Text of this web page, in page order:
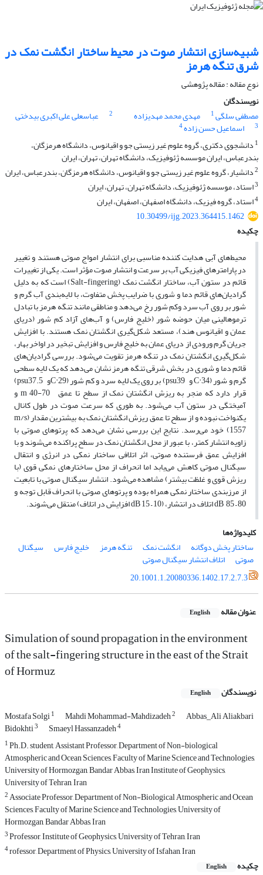
شبیه‌سازی انتشار صوت در محیط ساختار انگشت نمک در
شرق تنگه هرمز
نوع مقاله : مقاله پژوهشی‌
نویسندگان
مصطفی سلگی1 مهدی محمد مهدیزاده 2 عباسعلی علی اکبری بیدختی
3 اسماعیل حسن زاده4
1 دانشجوی دکتری، گروه علوم غیر زیستی جو و اقیانوس، دانشگاه هرمزگان،
بندرعباس، ایران موسسه ژئوفیزیک، دانشگاه تهران، تهران، ایران
2دانشیار، گروه علوم غیر زیستی جو و اقیانوس، دانشگاه هرمزگان، بندرعباس، ایران
3استاد، موسسه ژئوفیزیک، دانشگاه تهران، تهران، ایران
4استاد، گروه فیزیک، دانشگاه اصفهان، اصفهان، ایران
10.30499/ijg.2023.364415.1462
چکیده
محیط‌های آبی هدایت کننده مناسبی برای انتشار امواج صوتی هستند و تغییر
در پارامترهای فیزیکی آب بر سرعت و انتشار صوت مؤثر است. یکی از تغییرات
قائم در ستون آب، ساختار انگشت نمک (Salt-fingering) است که به دلیل
گرادیان‌های قائم دما و شوری با ضرایب پخش متفاوت، با لایه‌بندی آب گرم و
شور بر روی آب سرد وکم شور رخ می‌دهد و مناطقی مانند تنگه هرمز با تبادل
ترموهالینی میان حوضه شور (خلیج فارس) و آب‌های آزاد کم شور (دریای
عمان و اقیانوس هند)، مستعد شکل‌گیری انگشتان نمک هستند. با افزایش
جریان گرم ورودی از دریای عمان به خلیج فارس و افزایش تبخیر در اواخر بهار،
شکل‌گیری انگشتان نمک در تنگه هرمز تقویت می‌شود. بررسی گرادیان‌های
قائم دما و شوری در بخش شرقی تنگه هرمز نشان می‌دهد که یک لایه سطحی
گرم و شور (C° 34 و psu39) بر روی یک لایه سرد و کم شور (C° 29و psu37.5)
قرار دارد که منجر به ریزش انگشتان نمک از سطح تا عمق m 40-70 و
آمیختگی در ستون آب می‌شود. به طوری که سرعت صوت در طول کانال
یکنواخت نبوده و از سطح تا عمق ریزش انگشتان نمک به بیشترین مقدار (m/s
1557) خود می‌رسد. نتایج این بررسی نشان می‌دهد که پرتوهای صوتی با
زاویه انتشار کمتر، با عبور از محل انگشتان نمک در سطح پراکنده می‌شوند و با
افزایش عمق فرستنده صوتی، اثر اتلافی ساختار نمکی در انرژی و انتقال
سیگنال صوتی کاهش می‌یابد اما انحراف از محل ساختارهای نمکی قوی (با
ریزش قوی و غلظت بیشتر) مشاهده می‌شود. انتشار سیگنال صوتی با تابعیت
از مرزبندی ساختار نمکی همراه بوده و پرتوهای صوتی با انحراف قابل توجه و
dB 85 – 80 اتلاف در انتشار، (dB 15 – 10 افزایش در اتلاف) منتقل می‌شوند.
کلیدواژه‌ها
ساختار پخش دوگانه
انگشت نمک تنگه هرمز خلیج فارس سیگنال
صوتی
اتلاف انتشار سیگنال صوتی
20.1001.1.20080336.1402.17.2.7.3
عنوان مقاله English
Simulation of sound propagation in the environment
of the salt-fingering structure in the east of the Strait
of Hormuz
نویسندگان English
Mostafa Solgi1 Mahdi Mohammad-Mahdizadeh2 Abbas_Ali Aliakbari
Bidokhti3 Smaeyl Hassanzadeh4
1Ph.D. student, Assistant Professor, Department of Non-biological
Atmospheric and Ocean Sciences, Faculty of Marine Science and Technologies,
University of Hormozgan, Bandar Abbas, Iran Institute of Geophysics,
University of Tehran, Iran
2Associate Professor, Department of Non-Biological Atmospheric and Ocean
Sciences, Faculty of Marine Science and Technologies, University of
Hormozgan, Bandar Abbas, Iran
3Professor, Institute of Geophysics, University of Tehran, Iran
4rofessor, Department of Physics, University of Isfahan, Iran
چکیده
English